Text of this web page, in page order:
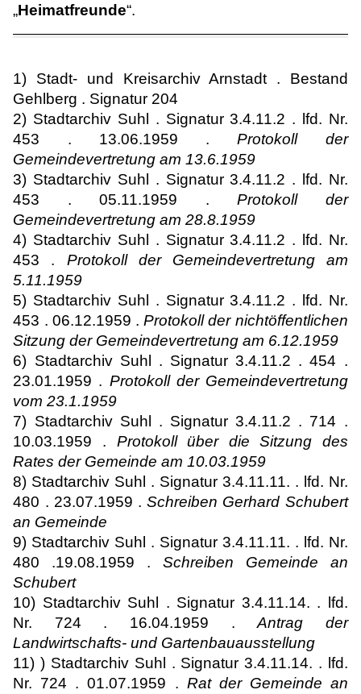
„Heimatfreunde“.
1) Stadt- und Kreisarchiv Arnstadt . Bestand
Gehlberg . Signatur 204
2) Stadtarchiv Suhl . Signatur 3.4.11.2 . lfd. Nr.
453 . 13.06.1959 .Protokoll der
Gemeindevertretung am 13.6.1959
3) Stadtarchiv Suhl . Signatur 3.4.11.2 . lfd. Nr.
453 . 05.11.1959 .Protokoll der
Gemeindevertretung am 28.8.1959
4) Stadtarchiv Suhl . Signatur 3.4.11.2 . lfd. Nr.
453 . Protokoll der Gemeindevertretung am
5.11.1959
5) Stadtarchiv Suhl . Signatur 3.4.11.2 . lfd. Nr.
453 . 06.12.1959 .Protokoll der nichtöffentlichen
Sitzung der Gemeindevertretung am 6.12.1959
6) Stadtarchiv Suhl . Signatur 3.4.11.2 . 454 .
23.01.1959 . Protokoll der Gemeindevertretung
vom 23.1.1959
7) Stadtarchiv Suhl . Signatur 3.4.11.2 . 714 .
10.03.1959 . Protokoll über die Sitzung des
Rates der Gemeinde am 10.03.1959
8) Stadtarchiv Suhl . Signatur 3.4.11.11. . lfd. Nr.
480 . 23.07.1959 .Schreiben Gerhard Schubert
an Gemeinde
9) Stadtarchiv Suhl . Signatur 3.4.11.11. . lfd. Nr.
480 .19.08.1959 . Schreiben Gemeinde an
Schubert
10) Stadtarchiv Suhl . Signatur 3.4.11.14. . lfd.
Nr. 724 . 16.04.1959 .Antrag der
Landwirtschafts- und Gartenbauausstellung
11) ) Stadtarchiv Suhl . Signatur 3.4.11.14. . lfd.
Nr. 724 . 01.07.1959 . Rat der Gemeinde an